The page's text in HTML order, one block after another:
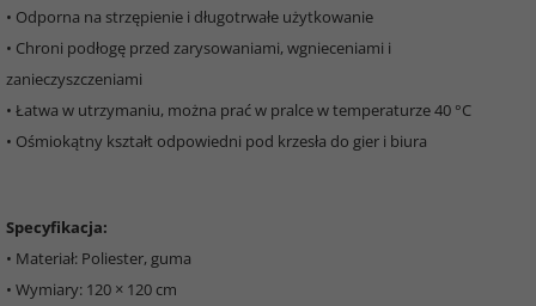
• Odporna na strzępienie i długotrwałe użytkowanie
• Chroni podłogę przed zarysowaniami, wgnieceniami i
zanieczyszczeniami
• Łatwa w utrzymaniu, można prać w pralce w temperaturze 40 °C
• Ośmiokątny kształt odpowiedni pod krzesła do gier i biura
Specyfikacja:
• Materiał: Poliester, guma
• Wymiary: 120 × 120 cm